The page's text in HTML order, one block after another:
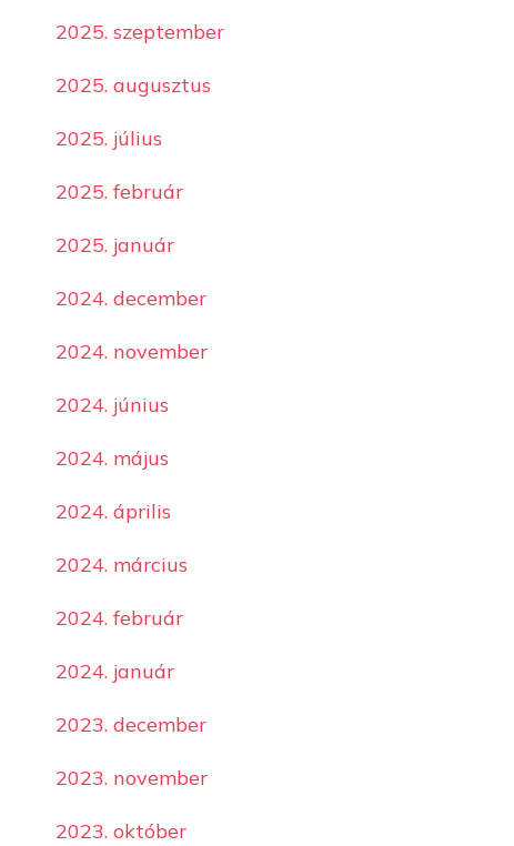
2025. szeptember
2025. augusztus
2025. július
2025. február
2025. január
2024. december
2024. november
2024. június
2024. május
2024. április
2024. március
2024. február
2024. január
2023. december
2023. november
2023. október